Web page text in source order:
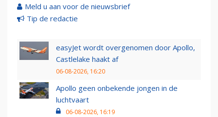
Meld u aan voor de nieuwsbrief
Tip de redactie
easyJet wordt overgenomen door Apollo,
Castlelake haakt af
06-08-2026, 16:20
Apollo geen onbekende jongen in de
luchtvaart
06-08-2026, 16:19